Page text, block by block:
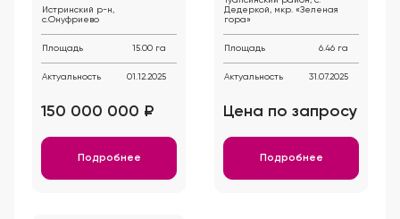
Истринский р-н,
с.Онуфриево
Площадь 15.00 га
Актуальность 01.12.2025
150 000 000 ₽
Подробнее
Дедеркой, мкр. «Зеленая
гора»
Площадь 6.46 га
Актуальность 31.07.2025
Цена по запросу
Подробнее